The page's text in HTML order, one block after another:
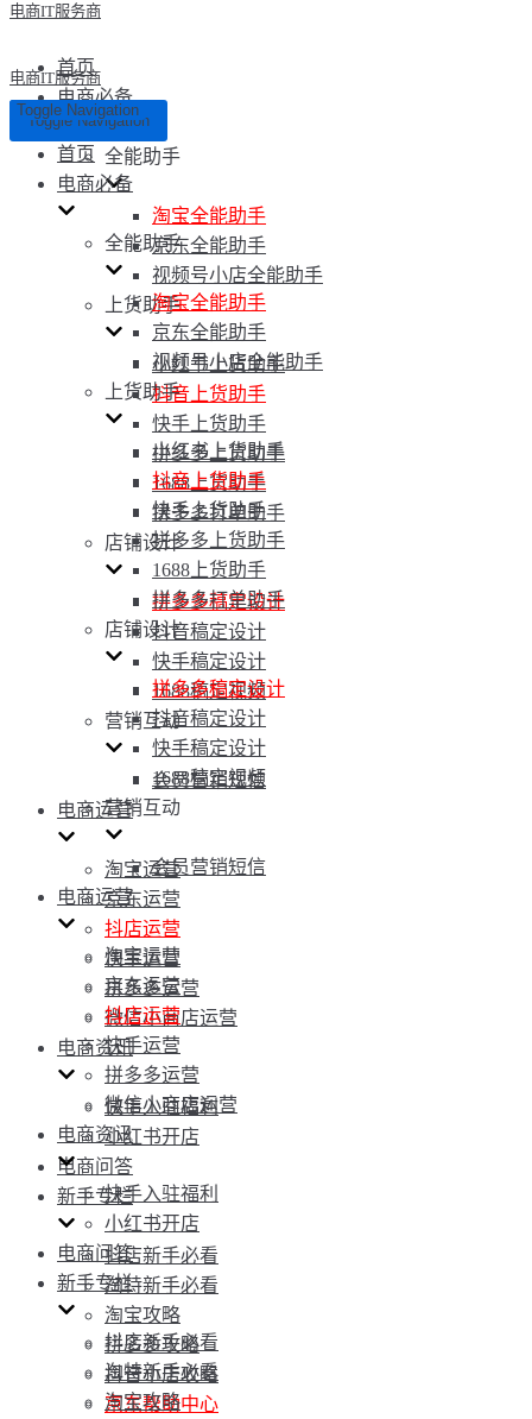
电商IT服务商
首页
电商必备
全能助手
淘宝全能助手
京东全能助手
视频号小店全能助手
上货助手
小红书上货助手
抖音上货助手
快手上货助手
拼多多上货助手
1688上货助手
拼多多打单助手
店铺设计
拼多多稿定设计
抖音稿定设计
快手稿定设计
1688稿定视频
营销互动
会员营销短信
电商运营
淘宝运营
京东运营
抖店运营
快手运营
拼多多运营
微信小商店运营
电商资讯
快手入驻福利
小红书开店
电商问答
新手专栏
抖店新手必看
淘特新手必看
淘宝攻略
拼多多攻略
抖音小店攻略
京东帮助中心
电商IT服务商
Toggle Navigation
Toggle Navigation
首页
电商必备
全能助手
淘宝全能助手
京东全能助手
视频号小店全能助手
上货助手
小红书上货助手
抖音上货助手
快手上货助手
拼多多上货助手
1688上货助手
拼多多打单助手
店铺设计
拼多多稿定设计
抖音稿定设计
快手稿定设计
1688稿定视频
营销互动
会员营销短信
电商运营
淘宝运营
京东运营
抖店运营
快手运营
拼多多运营
微信小商店运营
电商资讯
快手入驻福利
小红书开店
电商问答
新手专栏
抖店新手必看
淘特新手必看
淘宝攻略